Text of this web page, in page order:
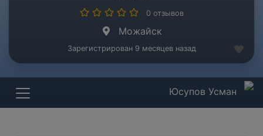
0 отзывов
Можайск
Зарегистрирован 9 месяцев назад
Юсупов Усман